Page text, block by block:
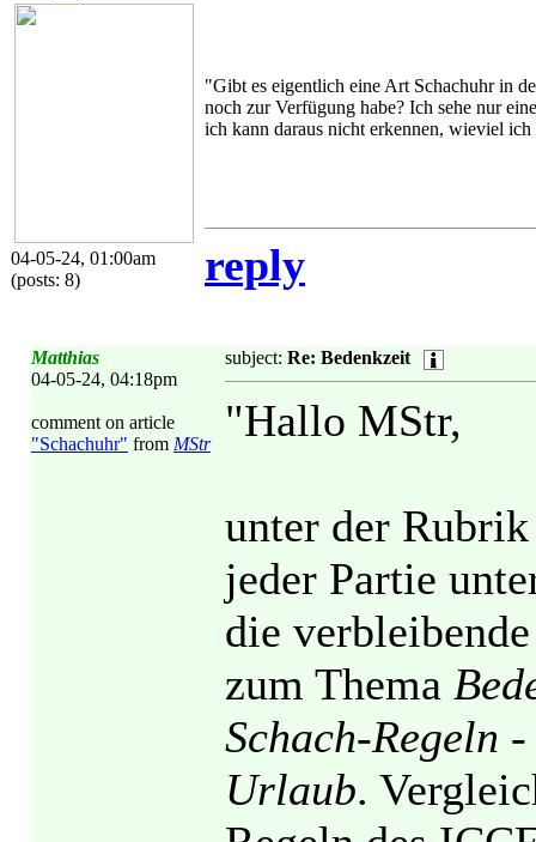
04-05-24, 01:00am
(posts: 8)
"Gibt es eigentlich eine Art Schachuhr in
noch zur Verfügung habe? Ich sehe nur
ich kann daraus nicht erkennen, wieviel
reply
Matthias
04-05-24, 04:18pm
comment on article
"Schachuhr" from MStr
subject: Re: Bedenkzeit
"Hallo MStr,
unter der
jeder Partie
die
zum Thema
Schach-Regeln
Urlaub.